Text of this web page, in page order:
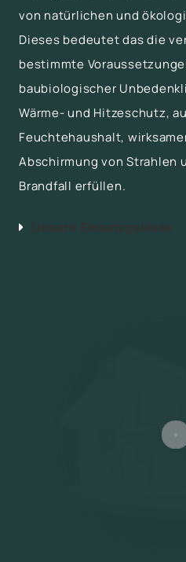
von natürlichen und
Dieses bedeutet das die
bestimmte
baubiologischer
Wärme- und Hitzeschutz,
Feuchtehaushalt,
Abschirmung von Strahlen
Brandfall erfüllen.